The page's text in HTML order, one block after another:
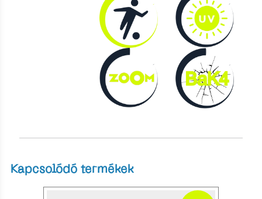
Kapcsolódó termékek